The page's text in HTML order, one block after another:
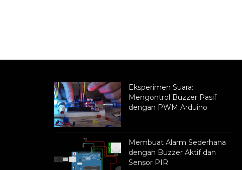
Eksperimen Suara:
Mengontrol Buzzer Pasif
dengan PWM Arduino
Membuat Alarm Sederhana
dengan Buzzer Aktif dan
Sensor PIR